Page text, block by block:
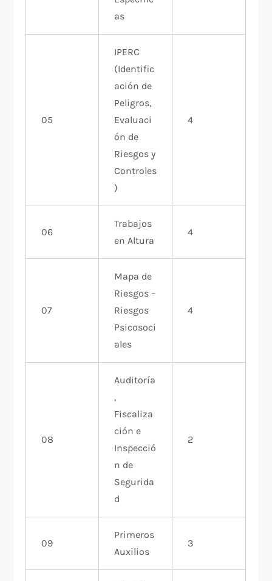
as
05
IPERC
(Identific
ación de
Peligros,
Evaluaci
ón de
Riesgos y
Controles
)
4
06
Trabajos
en Altura
4
07
Mapa de
Riesgos –
Riesgos
Psicosoci
ales
4
08
Auditoría
,
Fiscaliza
ción e
Inspecció
n de
Segurida
d
2
09
Primeros
Auxilios
3